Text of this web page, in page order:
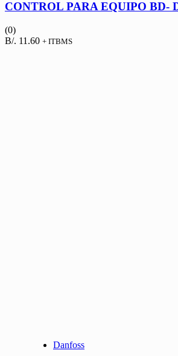
CONTROL PARA EQUIPO BD-
(0)
B/. 11.60 + ITBMS
Danfoss